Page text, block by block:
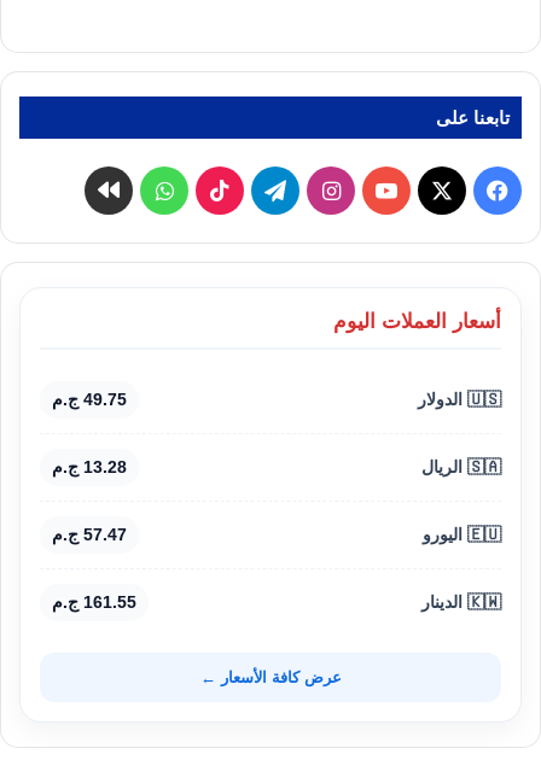
تابعنا على
فيسبوك
‫X
‫YouTubeانستقرامتيلقرام ‫TikTokواتسابكواى
أسعار العملات اليوم
🇺🇸 الدولار 49.75 ج.م
🇸🇦 الريال 13.28 ج.م
🇪🇺 اليورو 57.47 ج.م
🇰🇼 الدينار 161.55 ج.م
عرض كافة الأسعار ←